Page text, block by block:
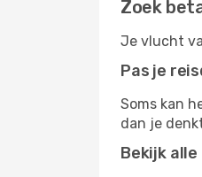
Zoek
Je vlucht
Pas je
Soms kan
dan je
Bekijk